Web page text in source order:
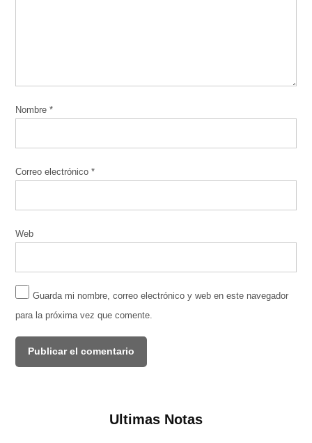
Nombre*
Correo electrónico*
Web
Guarda mi nombre, correo electrónico y web en este navegador
para la próxima vez que comente.
Ultimas Notas